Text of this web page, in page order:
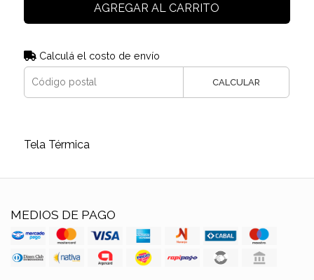
AGREGAR AL CARRITO
Calculá el costo de envío
CALCULAR
Tela Térmica
MEDIOS DE PAGO